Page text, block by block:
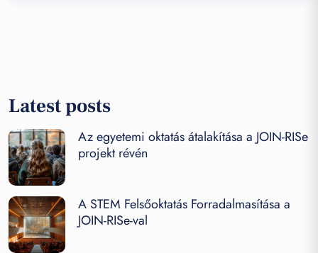
Latest posts
Az egyetemi oktatás átalakítása a JOIN-RISe
projekt révén
A STEM Felsőoktatás Forradalmasítása a
JOIN-RISe-val